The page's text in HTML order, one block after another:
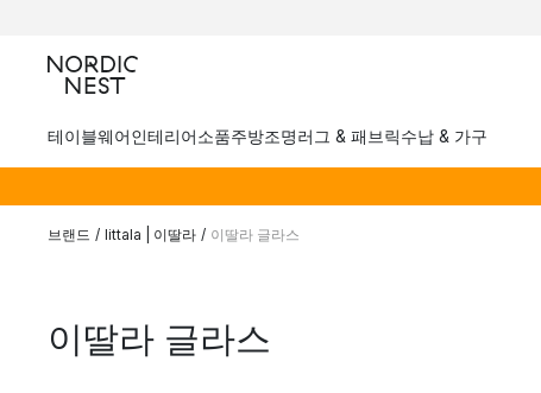
테이블웨어인테리어소품주방조명러그 & 패브릭수납 & 가구
브랜드 / Iittala | 이딸라 / 이딸라 글라스
이딸라 글라스